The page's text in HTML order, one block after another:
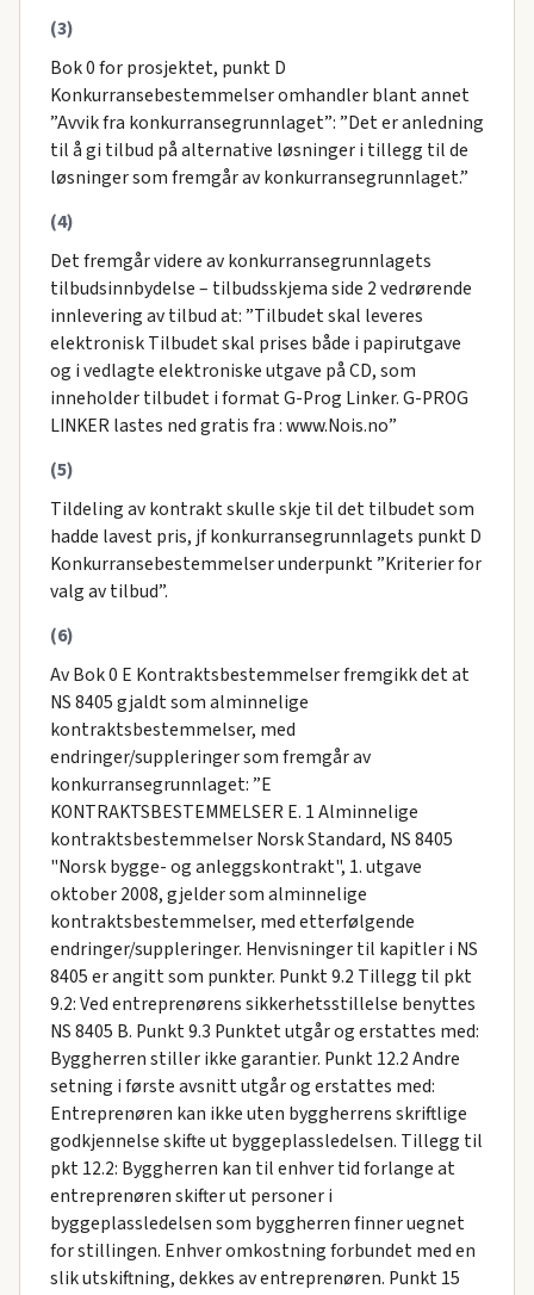
(3)
Bok 0 for prosjektet, punkt D
Konkurransebestemmelser omhandler blant annet
”Avvik fra konkurransegrunnlaget”: ”Det er anledning
til å gi tilbud på alternative løsninger i tillegg til de
løsninger som fremgår av konkurransegrunnlaget.”
(4)
Det fremgår videre av konkurransegrunnlagets
tilbudsinnbydelse – tilbudsskjema side 2 vedrørende
innlevering av tilbud at: ”Tilbudet skal leveres
elektronisk Tilbudet skal prises både i papirutgave
og i vedlagte elektroniske utgave på CD, som
inneholder tilbudet i format G-Prog Linker. G-PROG
LINKER lastes ned gratis fra : www.Nois.no”
(5)
Tildeling av kontrakt skulle skje til det tilbudet som
hadde lavest pris, jf konkurransegrunnlagets punkt D
Konkurransebestemmelser underpunkt ”Kriterier for
valg av tilbud”.
(6)
Av Bok 0 E Kontraktsbestemmelser fremgikk det at
NS 8405 gjaldt som alminnelige
kontraktsbestemmelser, med
endringer/suppleringer som fremgår av
konkurransegrunnlaget: ”E
KONTRAKTSBESTEMMELSER E. 1 Alminnelige
kontraktsbestemmelser Norsk Standard, NS 8405
"Norsk bygge- og anleggskontrakt", 1. utgave
oktober 2008, gjelder som alminnelige
kontraktsbestemmelser, med etterfølgende
endringer/suppleringer. Henvisninger til kapitler i NS
8405 er angitt som punkter. Punkt 9.2 Tillegg til pkt
9.2: Ved entreprenørens sikkerhetsstillelse benyttes
NS 8405 B. Punkt 9.3 Punktet utgår og erstattes med:
Byggherren stiller ikke garantier. Punkt 12.2 Andre
setning i første avsnitt utgår og erstattes med:
Entreprenøren kan ikke uten byggherrens skriftlige
godkjennelse skifte ut byggeplassledelsen. Tillegg til
pkt 12.2: Byggherren kan til enhver tid forlange at
entreprenøren skifter ut personer i
byggeplassledelsen som byggherren finner uegnet
for stillingen. Enhver omkostning forbundet med en
slik utskiftning, dekkes av entreprenøren. Punkt 15